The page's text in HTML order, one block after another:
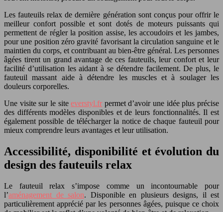
Les fauteuils relax de dernière génération sont conçus pour offrir le
meilleur confort possible et sont dotés de moteurs puissants qui
permettent de régler la position assise, les accoudoirs et les jambes,
pour une position zéro gravité favorisant la circulation sanguine et le
maintien du corps, et contribuant au bien-être général. Les personnes
âgées tirent un grand avantage de ces fauteuils, leur confort et leur
facilité d’utilisation les aidant à se détendre facilement. De plus, le
fauteuil massant aide à détendre les muscles et à soulager les
douleurs corporelles.
Une visite sur le siteeverstyl.fr permet d’avoir une idée plus précise
des différents modèles disponibles et de leurs fonctionnalités. Il est
également possible de télécharger la notice de chaque fauteuil pour
mieux comprendre leurs avantages et leur utilisation.
Accessibilité, disponibilité et évolution du
design des fauteuils relax
Le fauteuil relax s’impose comme un incontournable pour
l’aménagement de salon. Disponible en plusieurs designs, il est
particulièrement apprécié par les personnes âgées, puisque ce choix